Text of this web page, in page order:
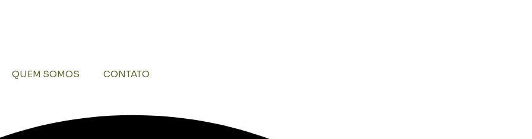
QUEM SOMOS CONTATO